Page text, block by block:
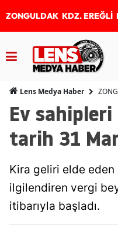
ZONGULDAK KDZ. EREĞLİ
Lens Medya Haber
Ev
tarih 31
Kira geliri elde
ilgilendiren vergi
itibarıyla başladı.